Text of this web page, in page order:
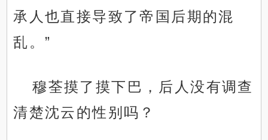
承人也直接导致了帝国后期的混
乱。”
穆荃摸了摸下巴，后人没有调查
清楚沈云的性别吗？